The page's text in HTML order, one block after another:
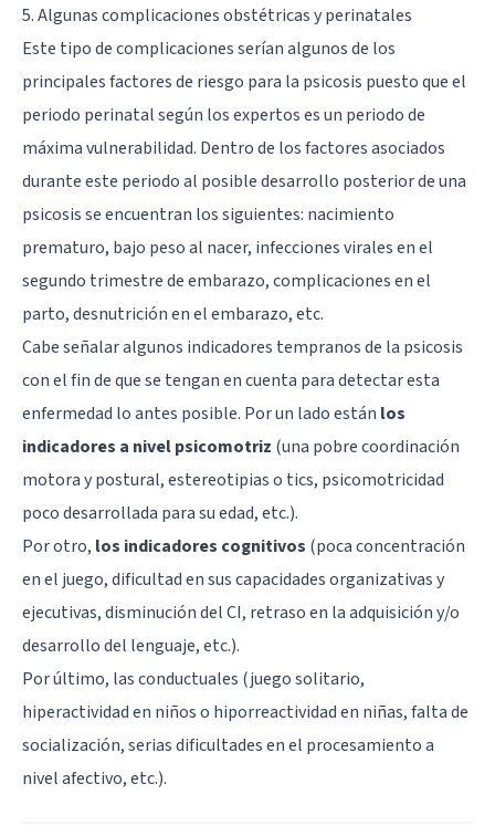
5. Algunas complicaciones obstétricas y perinatales
Este tipo de complicaciones serían algunos de los
principales factores de riesgo para la psicosis puesto que el
periodo perinatal según los expertos es un periodo de
máxima vulnerabilidad. Dentro de los factores asociados
durante este periodo al posible desarrollo posterior de una
psicosis se encuentran los siguientes: nacimiento
prematuro, bajo peso al nacer, infecciones virales en el
segundo trimestre de embarazo, complicaciones en el
parto, desnutrición en el embarazo, etc.
Cabe señalar algunos indicadores tempranos de la psicosis
con el fin de que se tengan en cuenta para detectar esta
enfermedad lo antes posible. Por un lado están los
indicadores a nivel psicomotriz (una pobre coordinación
motora y postural, estereotipias o tics, psicomotricidad
poco desarrollada para su edad, etc.).
Por otro, los indicadores cognitivos (poca concentración
en el juego, dificultad en sus capacidades organizativas y
ejecutivas, disminución del CI, retraso en la adquisición y/o
desarrollo del lenguaje, etc.).
Por último, las conductuales (juego solitario,
hiperactividad en niños o hiporreactividad en niñas, falta de
socialización, serias dificultades en el procesamiento a
nivel afectivo, etc.).